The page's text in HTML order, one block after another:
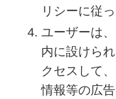
リシーに従
ユーザーは
内に設けら
クセスして
情報等の広